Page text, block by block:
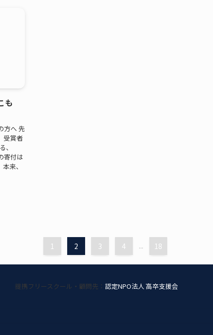
も
方へ 先
受賞者
、
寄付は
来、
1 2 3 4 ... 18
提携フリースクール・顧問先： 認定NPO法人 高卒支援会